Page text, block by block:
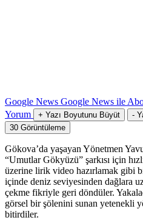
Google News Google News ile
Yorum
+ Yazı Boyutunu Büyüt -
30 Görüntüleme
Gökova’da yaşayan Yönetmen
“Umutlar Gökyüzü” şarkısı için
üzerine lirik video hazırlamak gibi
içinde deniz seviyesinden dağlara
çekme fikriyle geri döndüler.
görsel bir şölenini sunan yetenekli
bitirdiler.